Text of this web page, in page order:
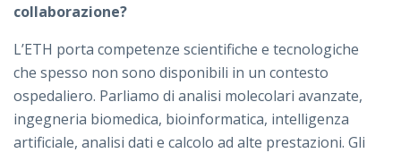
collaborazione?
L’ETH porta competenze scientifiche e tecnologiche
che spesso non sono disponibili in un contesto
ospedaliero. Parliamo di analisi molecolari avanzate,
ingegneria biomedica, bioinformatica, intelligenza
artificiale, analisi dati e calcolo ad alte prestazioni. Gli